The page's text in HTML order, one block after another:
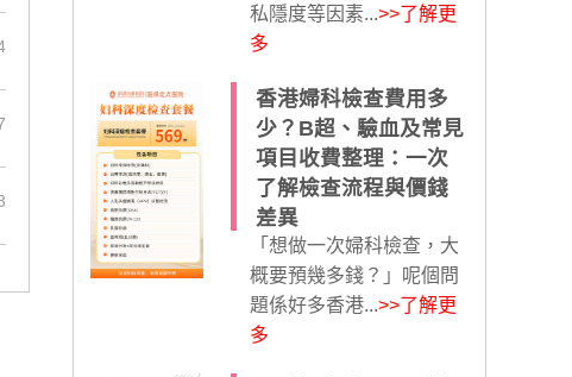
私隱度等因素...>>了解更
多
香港婦科檢查費用多
少？B超、驗血及常見
項目收費整理：一次
了解檢查流程與價錢
差異
「想做一次婦科檢查，大
概要預幾多錢？」呢個問
題係好多香港...>>了解更
多